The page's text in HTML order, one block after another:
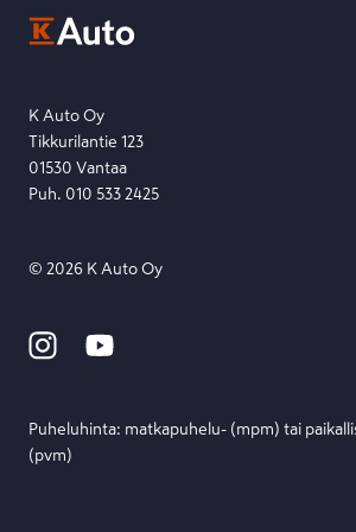
Etsi toimipiste
K Auto Oy
Tikkurilantie 123
01530 Vantaa
Puh. 010 533 2425
© 2026 K Auto Oy
Puheluhinta: matka­puhelu- (mpm) tai
(pvm)